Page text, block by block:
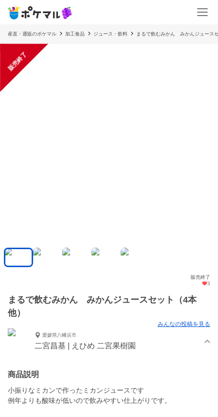
産直・通販のポケマル 加工食品 ジュース・飲料 まるで飲むみかん みかんジュース
販売終了
販売終了
3
まるで飲むみかん みかんジュースセット（4本
他）
みんなの投稿を見る
愛媛県八幡浜市
二宮昌基 | えひめ 二宮果樹園
商品説明
小振りなミカンで作ったミカンジュースです
例年よりも酸味が低いので飲みやすい仕上がりです。